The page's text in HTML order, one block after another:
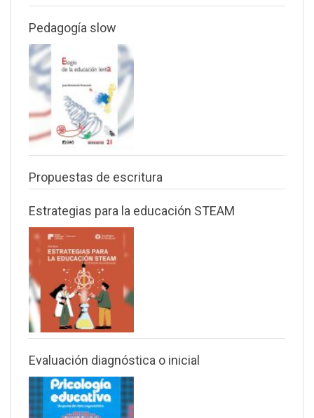
Pedagogía slow
Propuestas de escritura
Estrategias para la educación STEAM
Evaluación diagnóstica o inicial